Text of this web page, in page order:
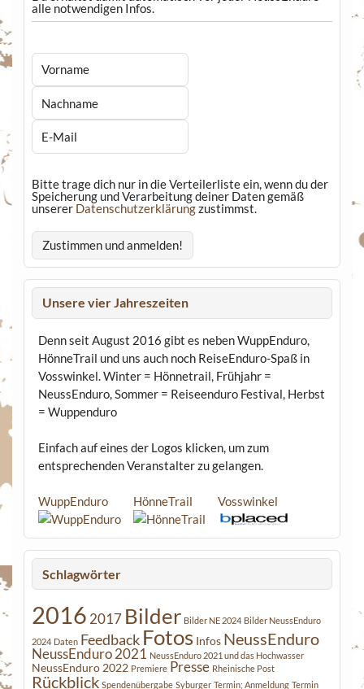
alle notwendigen Infos.
Bitte trage dich nur in die Verteilerliste ein, wenn du der
Speicherung und Verarbeitung deiner Daten gemäß
unserer Datenschutzerklärungzustimmst.
Unsere vier Jahreszeiten
Denn seit August 2016 gibt es neben WuppEnduro,
HönneTrail und uns auch noch ReiseEnduro-Spaß in
Vosswinkel. Winter = Hönnetrail, Frühjahr =
NeussEnduro, Sommer = Reiseenduro Festival, Herbst
= Wuppenduro
Einfach auf eines der Logos klicken, um zum
entsprechenden Veranstalter zu gelangen.
WuppEnduro HönneTrail Vosswinkel
Schlagwörter
2016 2017 Bilder Bilder NE 2024 Bilder NeussEnduro
2024 Daten Feedback Fotos Infos NeussEnduro
NeussEnduro 2021 NeussEnduro 2021 und das Hochwasser
NeussEnduro 2022 Premiere Presse Rheinische Post
Rückblick Spendenübergabe Syburger Termin; Anmeldung Termin